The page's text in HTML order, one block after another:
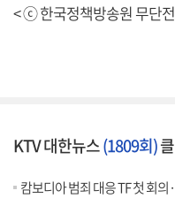
< ⓒ 한국정책방송원 무단
KTV 대한뉴스(1809회)
캄보디아 범죄 대응 TF 첫 회